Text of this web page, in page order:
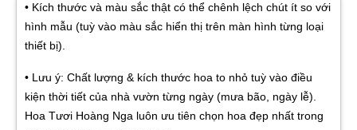
• Kích thước và màu sắc thật có thể chênh lệch chút ít so với
hình mẫu (tuỳ vào màu sắc hiển thị trên màn hình từng loại
thiết bị).
• Lưu ý: Chất lượng & kích thước hoa to nhỏ tuỳ vào điều
kiện thời tiết của nhà vườn từng ngày (mưa bão, ngày lễ).
Hoa Tươi Hoàng Nga luôn ưu tiên chọn hoa đẹp nhất trong